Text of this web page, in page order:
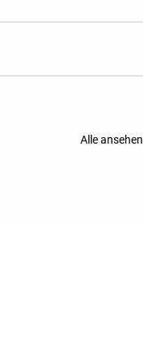
Alle ansehen